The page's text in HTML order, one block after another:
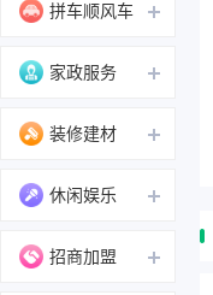
拼车顺风车
家政服务
装修建材
休闲娱乐
招商加盟